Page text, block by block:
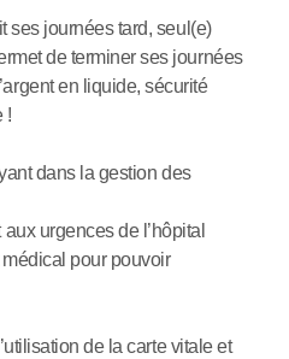
ses journées tard, seul(e)
de terminer ses journées
en liquide, sécurité
!
dans la gestion des
urgences de l’hôpital
pour pouvoir
de la carte vitale et